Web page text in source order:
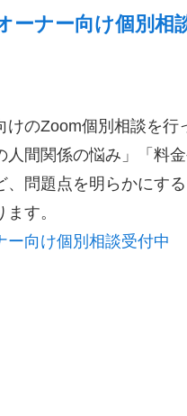
ーナー向け個別相
けのZoom個別相談を行
人間関係の悩み」「料
、問題点を明らかにす
す。
向け個別相談受付中